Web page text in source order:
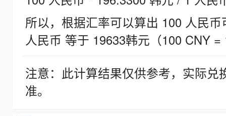
所以，根据汇率可以算出 100 人民
人民币 等于 19633韩元（100 CNY =
注意：此计算结果仅供参考，实际
准。